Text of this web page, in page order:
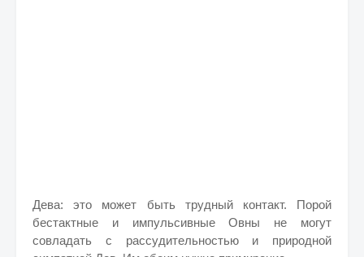
Дева: это может быть трудный контакт. Порой
бестактные и импульсивные Овны не могут
совладать с рассудительностью и природной